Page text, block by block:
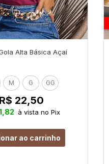
Alta Básica Açaí
M G GG
R$ 22,50
à vista no Pix
ao carrinho